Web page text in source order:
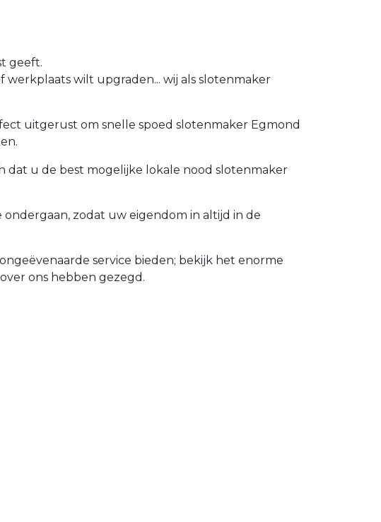
geeft.
wilt upgraden... wij als slotenmaker
uitgerust om snelle spoed slotenmaker Egmond
dat u de best mogelijke lokale nood slotenmaker
zodat uw eigendom in altijd in de
service bieden; bekijk het enorme
ons hebben gezegd.